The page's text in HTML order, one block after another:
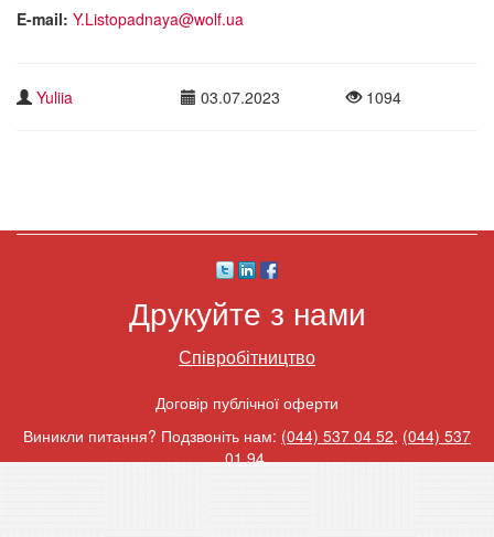
E-mail: Y.Listopadnaya@wolf.ua
Yuliia 03.07.2023 1094
Друкуйте з нами
Співробітництво
Договір публічної оферти
Виникли питання? Подзвоніть нам: (044) 537 04 52, (044) 537
01 94.